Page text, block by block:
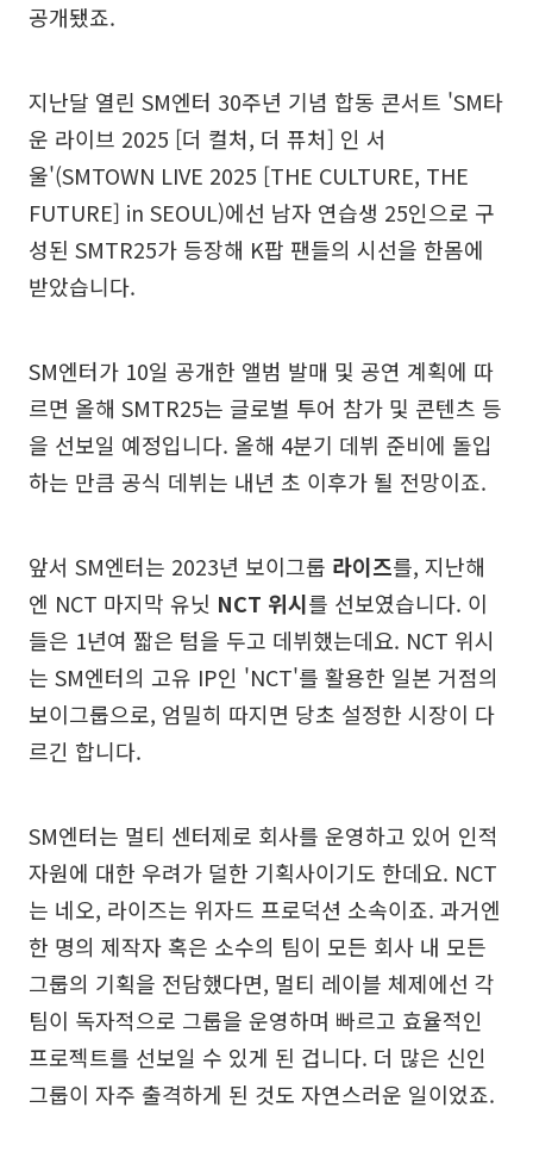
공개됐죠.
지난달 열린 SM엔터 30주년 기념 합동 콘서트 'SM타
운 라이브 2025 [더 컬처, 더 퓨처] 인 서
울'(SMTOWN LIVE 2025 [THE CULTURE, THE
FUTURE] in SEOUL)에선 남자 연습생 25인으로 구
성된 SMTR25가 등장해 K팝 팬들의 시선을 한몸에
받았습니다.
SM엔터가 10일 공개한 앨범 발매 및 공연 계획에 따
르면 올해 SMTR25는 글로벌 투어 참가 및 콘텐츠 등
을 선보일 예정입니다. 올해 4분기 데뷔 준비에 돌입
하는 만큼 공식 데뷔는 내년 초 이후가 될 전망이죠.
앞서 SM엔터는 2023년 보이그룹 라이즈를, 지난해
엔 NCT 마지막 유닛 NCT 위시를 선보였습니다. 이
들은 1년여 짧은 텀을 두고 데뷔했는데요. NCT 위시
는 SM엔터의 고유 IP인 'NCT'를 활용한 일본 거점의
보이그룹으로, 엄밀히 따지면 당초 설정한 시장이 다
르긴 합니다.
SM엔터는 멀티 센터제로 회사를 운영하고 있어 인적
자원에 대한 우려가 덜한 기획사이기도 한데요. NCT
는 네오, 라이즈는 위자드 프로덕션 소속이죠. 과거엔
한 명의 제작자 혹은 소수의 팀이 모든 회사 내 모든
그룹의 기획을 전담했다면, 멀티 레이블 체제에선 각
팀이 독자적으로 그룹을 운영하며 빠르고 효율적인
프로젝트를 선보일 수 있게 된 겁니다. 더 많은 신인
그룹이 자주 출격하게 된 것도 자연스러운 일이었죠.